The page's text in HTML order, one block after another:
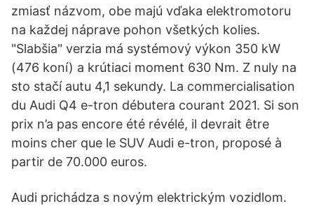
zmiasť názvom, obe majú vďaka elektromotoru
na každej náprave pohon všetkých kolies.
"Slabšia" verzia má systémový výkon 350 kW
(476 koní) a krútiaci moment 630 Nm. Z nuly na
sto stačí autu 4,1 sekundy. La commercialisation
du Audi Q4 e-tron débutera courant 2021. Si son
prix n’a pas encore été révélé, il devrait être
moins cher que le SUV Audi e-tron, proposé à
partir de 70.000 euros.
Audi prichádza s novým elektrickým vozidlom.